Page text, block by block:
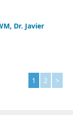
Dr. Javier
1 2 >